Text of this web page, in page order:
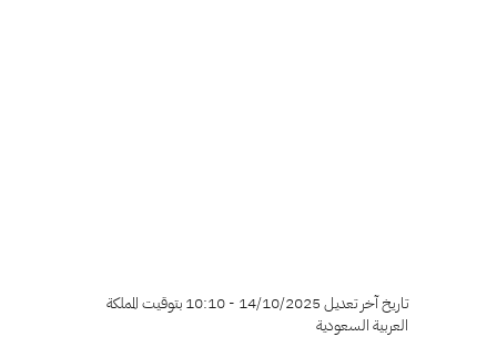
تاريخ آخر تعديل 14/10/2025 - 10:10 بتوقيت المملكة
العربية السعودية